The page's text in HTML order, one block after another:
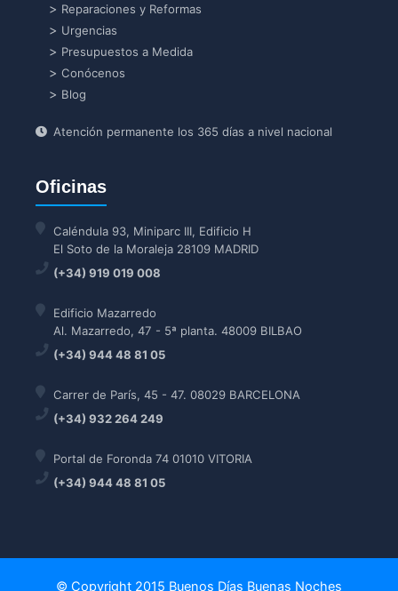
Reparaciones y Reformas
Urgencias
Presupuestos a Medida
Conócenos
Blog
Atención permanente los 365 días a nivel nacional
Oficinas
Caléndula 93, Miniparc III, Edificio H
El Soto de la Moraleja 28109 MADRID
(+34) 919 019 008
Edificio Mazarredo
Al. Mazarredo, 47 - 5ª planta. 48009 BILBAO
(+34) 944 48 81 05
Carrer de París, 45 - 47. 08029 BARCELONA
(+34) 932 264 249
Portal de Foronda 74 01010 VITORIA
(+34) 944 48 81 05
© Copyright 2015 Buenos Días Buenas Noches